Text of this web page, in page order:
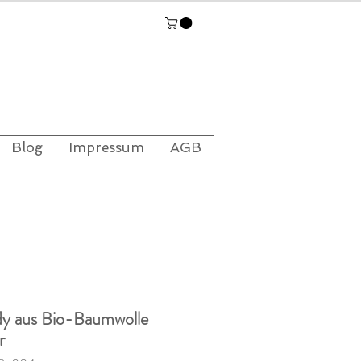
Blog Impressum AGB
aus Bio-Baumwolle